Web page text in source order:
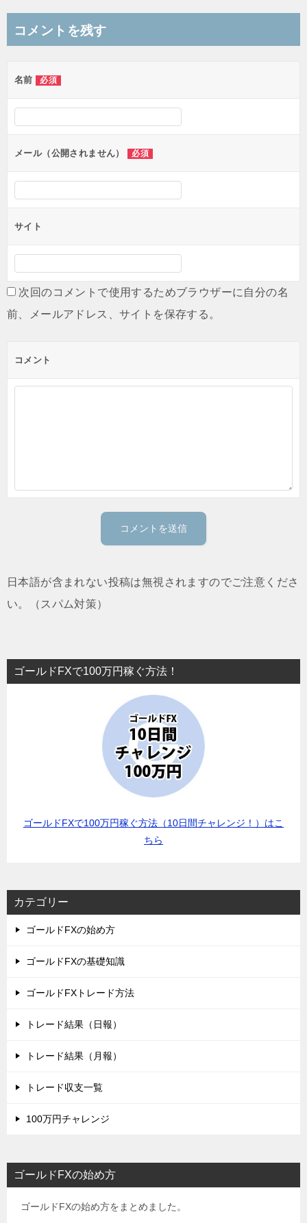
ビ
ー
シ
ョ
ン
コメントを残す
名前 必須
メール（公開されません） 必須
サイト
次回のコメントで使用するためブラウザーに自分の名
前、メールアドレス、サイトを保存する。
コメント
日本語が含まれない投稿は無視されますのでご注意くださ
い。（スパム対策）
ゴールドFXで100万円稼ぐ方法！
ゴールドFXで100万円稼ぐ方法（10日間チャレンジ！）はこ
ちら
カテゴリー
ゴールドFXの始め方
ゴールドFXの基礎知識
ゴールドFXトレード方法
トレード結果（日報）
トレード結果（月報）
トレード収支一覧
100万円チャレンジ
ゴールドFXの始め方
ゴールドFXの始め方をまとめました。